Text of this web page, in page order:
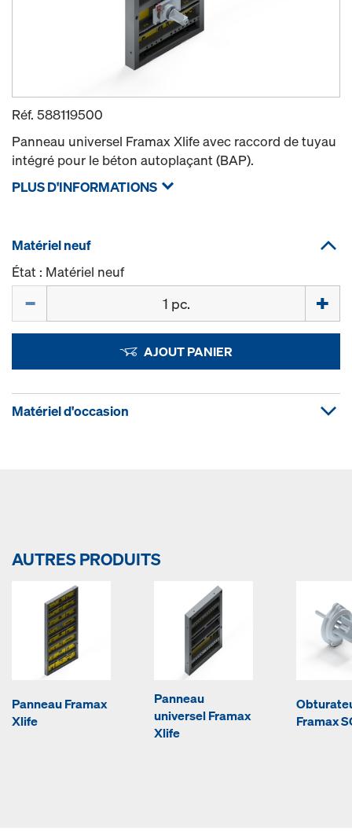
Réf. 588119500
Panneau universel Framax Xlife avec raccord de tuyau
intégré pour le béton autoplaçant (BAP).
PLUS D'INFORMATIONS
Matériel neuf
État : Matériel neuf
AJOUT PANIER
Matériel d'occasion
AUTRES PRODUITS
Panneau Framax
Xlife
Panneau
universel Framax
Xlife
Framax